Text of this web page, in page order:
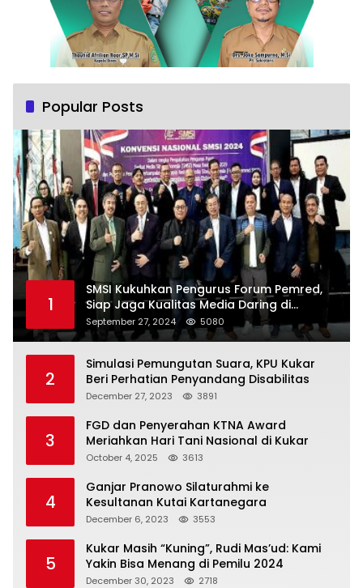
Popular Posts
1
SMSI Kukuhkan Pengurus Forum Pemred,
Siap Jaga Kualitas Media Daring di
Indonesia
September 27, 2024 5080
2
Simulasi Pemungutan Suara, KPU Kukar
Beri Perhatian Penyandang Disabilitas
December 27, 2023 3891
3
FGD dan Penyerahan KTNA Award
Meriahkan Hari Tani Nasional di Kukar
October 4, 2025 3613
4
Ganjar Pranowo Silaturahmi ke
Kesultanan Kutai Kartanegara
December 6, 2023 3553
5
Kukar Masih “Kuning”, Rudi Mas’ud: Kami
Yakin Bisa Menang di Pemilu 2024
December 30, 2023 2718